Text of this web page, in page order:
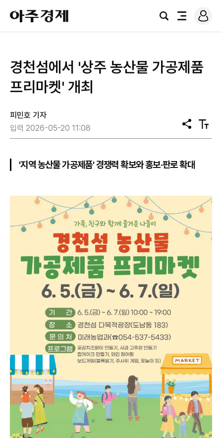
아
주
경
검
전
로
그
경천섬에서 '상주 농산물 가공제품
프리마켓' 개최
피민호 기자
입력 2026-05-20 11:08
공
유
텍
스
'지역 농산물 가공제품' 경쟁력 확보와 홍보·판로 확대